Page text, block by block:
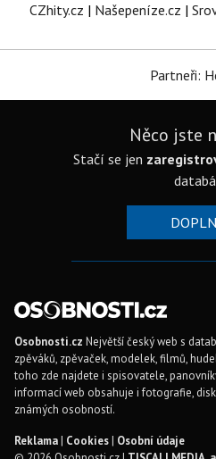
CZhity.cz | Našepeníze.cz |
Partneři:
Něco jste
Stačí se jen
Osobnosti.cz Největší český web s
zpěváků, zpěvaček, modelek, filmů,
toho zde najdete i spisovatele,
informací web obsahuje i fotografie,
známých osobností.
Reklama| Cookies| Osobní údaje